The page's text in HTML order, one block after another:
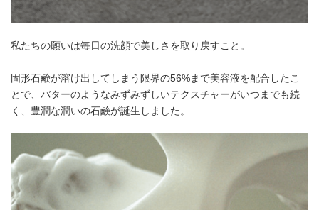
私たちの願いは毎日の洗顔で美しさを取り戻すこと。
固形石鹸が溶け出してしまう限界の56%まで美容液を配合したこ
とで、バターのようなみずみずしいテクスチャーがいつまでも続
く、豊潤な潤いの石鹸が誕生しました。